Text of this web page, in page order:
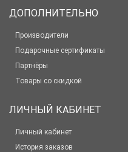
ДОПОЛНИТЕЛЬНО
Производители
Подарочные сертификаты
Партнёры
Товары со скидкой
ЛИЧНЫЙ КАБИНЕТ
Личный кабинет
История заказов